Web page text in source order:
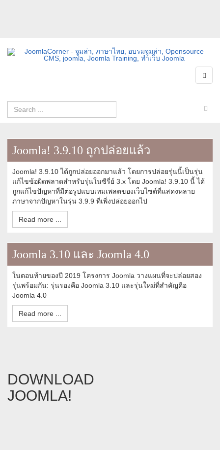
Joomla! 3.9.10 ถูกปล่อยแล้ว
Joomla! 3.9.10 ได้ถูกปล่อยออกมาแล้ว โดยการปล่อยรุ่นนี้เป็นรุ่น
แก้ไขข้อผิดพลาดสำหรับรุ่นในซีรี่ย์ 3.x โดย Joomla! 3.9.10 นี้ ได้
ถูกแก้ไขปัญหาที่มีต่อรูปแบบเทมเพลตของเว็บไซต์ที่แสดงหลาย
ภาษาจากปัญหาในรุ่น 3.9.9 ที่เพิ่งปล่อยออกไป
Read more ...
Joomla 3.10 และ Joomla 4.0
ในตอนท้ายของปี 2019 โครงการ Joomla วางแผนที่จะปล่อยสอง
รุ่นพร้อมกัน: รุ่นรองคือ Joomla 3.10 และรุ่นใหม่ที่สำคัญคือ
Joomla 4.0
Read more ...
DOWNLOAD
JOOMLA!